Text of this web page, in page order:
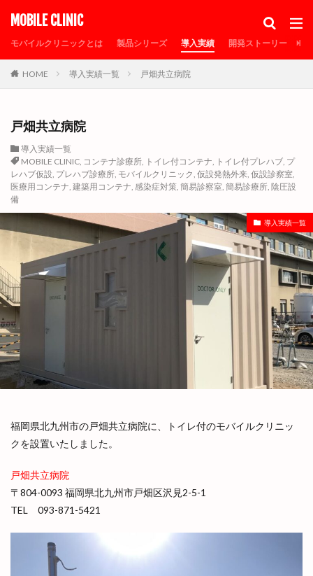
MOBILE CLINIC
モバイルクリニックとは 製品シリーズ 導入実績 開発ストーリー
HOME 導入実績一覧 戸畑共立病院
戸畑共立病院
導入実績一覧
MOBILE CLINIC, コンテナ診療所, トイレ付コンテナ, トイレ付プレハブ, プ
レハブ仮設, プレハブ診療所, モバイルクリニック, 仮設発熱外来, 仮設診察室,
医療用コンテナ, 建築用コンテナ, 感染症対策, 簡易診察室, 簡易診療所, 陰圧設
備
導入実績一覧
福岡県北九州市の戸畑共立病院に、トイレ付のモバイルクリニッ
クを設置いたしました。
戸畑共立病院
〒804-0093 福岡県北九州市戸畑区沢見2-5-1
TEL 093-871-5421
カテゴリー
タグ
SDGs事業認定
コンテナ診療所
シャーシ
タムラテコ
トイレ付コンテナ
トイレ付プレハブ
プレハブ診療所
メディア掲載
モバイルクリニック
モバイルクリニックの特徴
リオンシーリング
仮設待合室
仮設発熱外来
仮設診察室
倉庫
個人防護具保管倉庫
個人防護具保管庫
医療器具保管
医療用コンテナ
海神丸